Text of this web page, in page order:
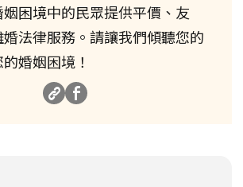
困境中的民眾提供平價、友
法律服務。請讓我們傾聽您的
婚姻困境！